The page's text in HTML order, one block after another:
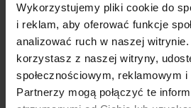
Wykorzystujemy pliki cookie do
i reklam, aby oferować funkcje
analizować ruch w naszej
korzystasz z naszej witryny,
społecznościowym, reklamowym
Partnerzy mogą połączyć te
Powoli rozpowszechniają się
inteligentnych układów do
W 2025 roku rośnie popularność
sterowanych za pomocą
dostępu oraz czytników linii
klucze ustępują miejsca